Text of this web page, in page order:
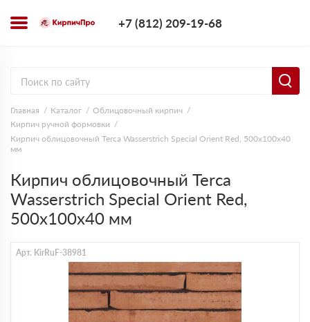
+7 (812) 209-19-68
Главная Каталог
Облицовочный кирпич
Кирпич ручной формовки
Кирпич облицовочный Terca Wasserstrich Special Orient Red, 500х100х40
мм
Кирпич облицовочный Terca
Wasserstrich Special Orient Red,
500х100х40 мм
Арт. KirRuF-38981